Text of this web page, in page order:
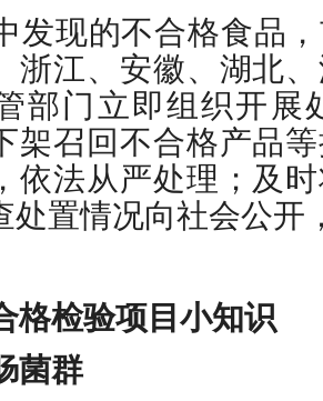
发现的不合格食品
浙江、安徽、湖北
部门立即组织开展
架召回不合格产品
依法从严处理；及
处置情况向社会公开
格检验项目小知识
菌群